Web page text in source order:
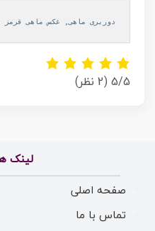
دوربری ماهی عکس ماهی قرمز
5/5 (2 نظر)
لینک
صفحه اصلی
تماس با ما